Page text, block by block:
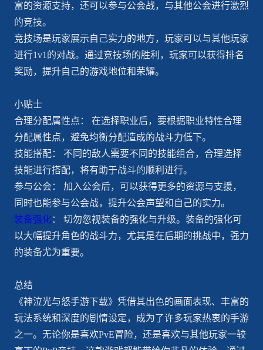
富的资源支持，还可以参与公会战，与其他公会进行激烈
的竞技。
竞技场是玩家展示自己实力的地方，玩家可以与其他玩家
进行1v1的对战。通过竞技场的胜利，玩家可以获得排名
奖励，提升自己的游戏地位和荣耀。
小贴士
合理分配属性点： 在选择职业后，要根据职业特性合理
分配属性点，避免均衡分配造成的战斗力低下。
技能搭配： 不同的敌人需要不同的技能组合，合理选择
技能进行搭配，将有助于战斗的顺利进行。
参与公会： 加入公会后，可以获得更多的资源与支援，
同时也能参与公会战，提升公会声望和自己的实力。
装备强化： 切勿忽视装备的强化与升级。装备的强化可
以大幅提升角色的战斗力，尤其是在后期的挑战中，强力
的装备尤为重要。
总结
《神泣光与怒手游下载》凭借其出色的画面表现、丰富的
玩法系统和深度的剧情设定，成为了许多玩家热衷的手游
之一。无论你是喜欢PvE冒险，还是喜欢与其他玩家一较